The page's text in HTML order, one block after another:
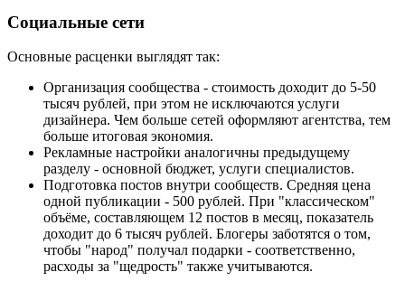
Социальные сети
Основные расценки выглядят так:
Организация сообщества - стоимость доходит до 5-50
тысяч рублей, при этом не исключаются услуги
дизайнера. Чем больше сетей оформляют агентства, тем
больше итоговая экономия.
Рекламные настройки аналогичны предыдущему
разделу - основной бюджет, услуги специалистов.
Подготовка постов внутри сообществ. Средняя цена
одной публикации - 500 рублей. При "классическом"
объёме, составляющем 12 постов в месяц, показатель
доходит до 6 тысяч рублей. Блогеры заботятся о том,
чтобы "народ" получал подарки - соответственно,
расходы за "щедрость" также учитываются.